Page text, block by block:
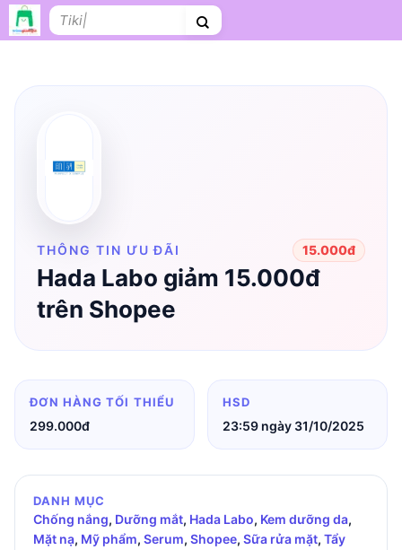
Bỏ
qua
Tìm
kiếm:
THÔNG TIN ƯU ĐÃI 15.000đ
Hada Labo giảm 15.000đ
trên Shopee
ĐƠN HÀNG TỐI THIỂU
299.000đ
HSD
23:59 ngày 31/10/2025
DANH MỤC
Chống nắng, Dưỡng mắt, Hada Labo, Kem dưỡng da,
Mặt nạ, Mỹ phẩm, Serum, Shopee, Sữa rửa mặt, Tẩy